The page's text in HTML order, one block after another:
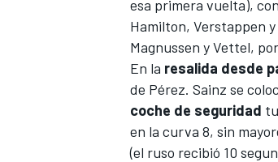
esa primera vuelta),
Hamilton, Verstappen
Magnussen y Vettel,
En la resalida desde
de Pérez. Sainz se
coche de seguridad
en la curva 8, sin
(el ruso recibió 10